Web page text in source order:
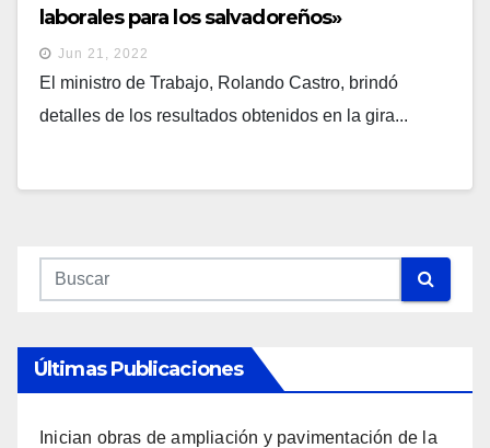
laborales para los salvadoreños»
Jun 21, 2022
El ministro de Trabajo, Rolando Castro, brindó
detalles de los resultados obtenidos en la gira...
Últimas Publicaciones
Inician obras de ampliación y pavimentación de la